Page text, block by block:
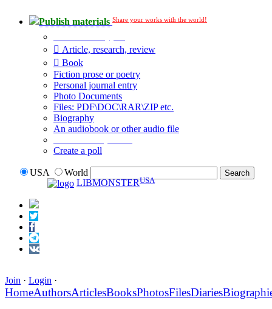
Publish materials Share your works with the world!
Article, research, review
Book
Fiction prose or poetry
Personal journal entry
Photo Documents
Files: PDF\DOC\RAR\ZIP etc.
Biography
An audiobook or other audio file
Create a poll
USA
World
LIBMONSTERUSA
Join · Login ·
HomeAuthorsArticlesBooksPhotosFilesDiaries